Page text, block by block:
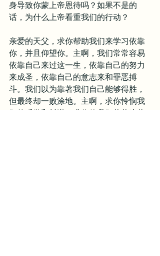
身导致你蒙上帝恩待吗？如果不是的
话，为什么上帝看重我们的行动？
亲爱的天父，求你帮助我们来学习依靠
你，并且仰望你。主啊，我们常常容易
依靠自己来过这一生，依靠自己的努力
来成圣，依靠自己的意志来和罪恶搏
斗。我们以为靠著我们自己能够得胜，
但最终却一败涂地。主啊，求你怜悯我
们的骄傲和叛逆，求你使我们藉著这些